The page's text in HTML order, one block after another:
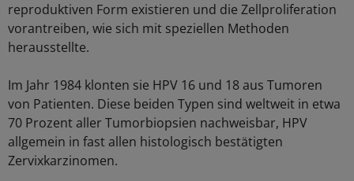
reproduktiven Form existieren und die Zellproliferation
vorantreiben, wie sich mit speziellen Methoden
herausstellte.
Im Jahr 1984 klonten sie HPV 16 und 18 aus Tumoren
von Patienten. Diese beiden Typen sind weltweit in etwa
70 Prozent aller Tumorbiopsien nachweisbar, HPV
allgemein in fast allen histologisch bestätigten
Zervixkarzinomen.